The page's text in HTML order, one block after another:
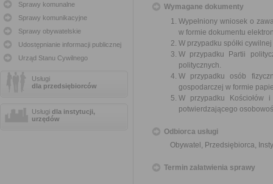
Sprawy komunalne
Sprawy komunikacyjne
Sprawy obywatelskie
Udostępnianie informacji publicznej
Urząd Stanu Cywilnego
Usługi
dla przedsiębiorców
Usługi dla instytucji,
urzędów
Wymagane dokumenty
Wypełniony wniosek o
w formie dokumentu
W przypadku spółki
W przypadku Partii
politycznych.
W przypadku osób
gospodarczej w formie
W przypadku Kościołów
potwierdzającego
Odbiorca usługi
Obywatel, Przedsiębiorca,
Termin załatwienia sprawy